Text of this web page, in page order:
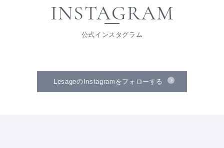
INSTAGRAM
公式インスタグラム
LesageのInstagramをフォローする